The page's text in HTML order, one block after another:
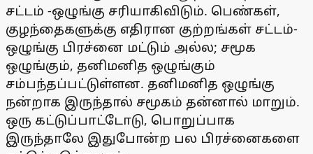
சட்டம் -ஒழுங்கு சரியாகிவிடும். பெண்கள்,
குழந்தைகளுக்கு எதிரான குற்றங்கள் சட்டம்-
ஒழுங்கு பிரச்னை மட்டும் அல்ல; சமூக
ஒழுங்கும், தனிமனித ஒழுங்கும்
சம்பந்தப்பட்டுள்ளன. தனிமனித ஒழுங்கு
நன்றாக இருந்தால் சமூகம் தன்னால் மாறும்.
ஒரு கட்டுப்பாட்டோடு, பொறுப்பாக
இருந்தாலே இதுபோன்ற பல பிரச்னைகளை